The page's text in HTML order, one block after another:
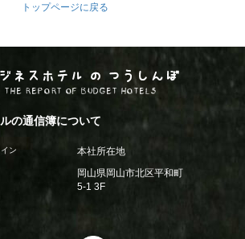
トップページに戻る
ネスホテル の つうしんぼ
THE REPORT OF BUDGET HOTELS
の通信簿について
ン
本社所在地
岡山県岡山市北区平和町
5-1 3F